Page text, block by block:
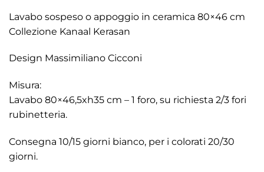
Lavabo sospeso o appoggio in ceramica 80×46 cm
Collezione Kanaal Kerasan
Design Massimiliano Cicconi
Misura:
Lavabo 80×46,5xh35 cm – 1 foro, su richiesta 2/3 fori
rubinetteria.
Consegna 10/15 giorni bianco, per i colorati 20/30
giorni.